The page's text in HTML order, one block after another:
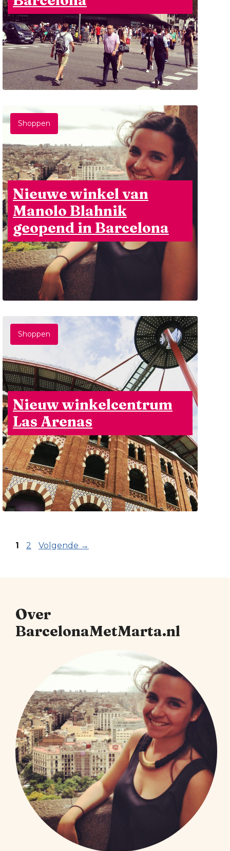
Shoppen
Nieuwe winkel van
Manolo Blahnik
geopend in Barcelona
Shoppen
Nieuw winkelcentrum
Las Arenas
Pagina
1 Pagina
2 Volgende →
Over
BarcelonaMetMarta.nl